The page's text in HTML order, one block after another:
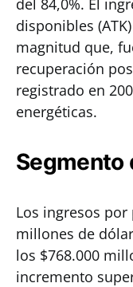
del 84,0%. El
disponibles
magnitud que,
recuperación
registrado en
energéticas.
Segmento
Los ingresos por
millones de
los $768.000
incremento